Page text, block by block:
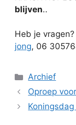
blijven..
Heb je
jong, 06
Categorieën
Archief
Oproep